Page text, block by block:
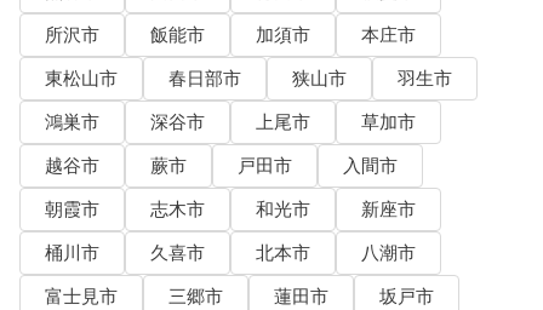
所沢市
飯能市 加須市
本庄市
東松山市
春日部市 狭山市
羽生市
鴻巣市
深谷市 上尾市
草加市
越谷市
蕨市 戸田市
入間市
朝霞市
志木市 和光市
新座市
桶川市
久喜市 北本市
八潮市
富士見市
三郷市 蓮田市
坂戸市